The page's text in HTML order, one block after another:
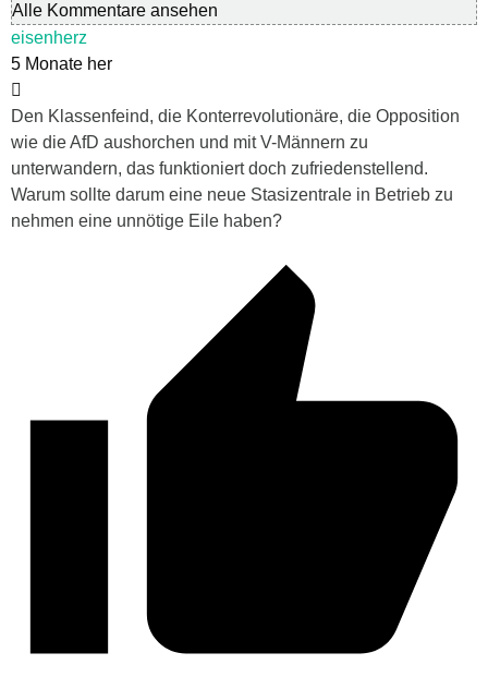
Alle Kommentare ansehen
eisenherz
5 Monate her
Den Klassenfeind, die Konterrevolutionäre, die Opposition
wie die AfD aushorchen und mit V-Männern zu
unterwandern, das funktioniert doch zufriedenstellend.
Warum sollte darum eine neue Stasizentrale in Betrieb zu
nehmen eine unnötige Eile haben?